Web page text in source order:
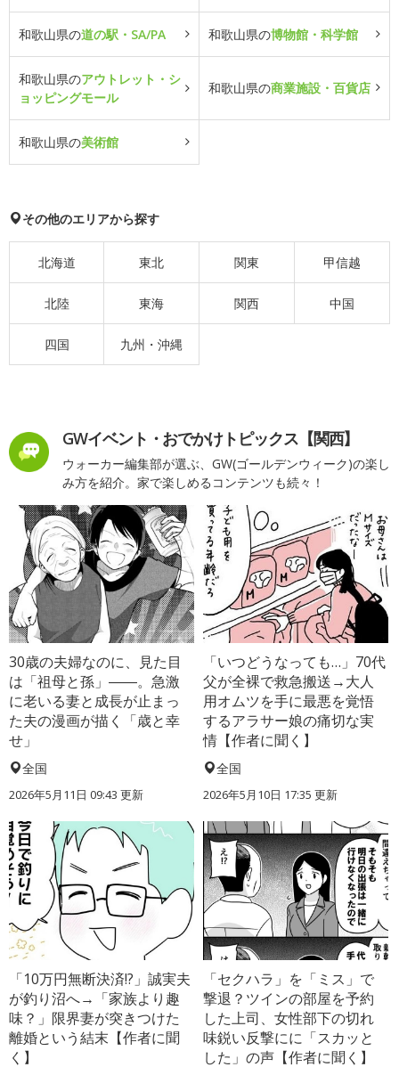
和歌山県の道の駅・SA/PA 和歌山県の博物館・科学館
和歌山県のアウトレット・シ
ョッピングモール
和歌山県の商業施設・百貨店
和歌山県の美術館
その他のエリアから探す
北海道 東北 関東 甲信越
北陸 東海 関西 中国
四国 九州・沖縄
GWイベント・おでかけトピックス【関西】
ウォーカー編集部が選ぶ、GW(ゴールデンウィーク)の楽し
み方を紹介。家で楽しめるコンテンツも続々！
30歳の夫婦なのに、見た目
は「祖母と孫」――。急激
に老いる妻と成長が止まっ
た夫の漫画が描く「歳と幸
せ」
全国
2026年5月11日 09:43 更新
「いつどうなっても…」70代
父が全裸で救急搬送→大人
用オムツを手に最悪を覚悟
するアラサー娘の痛切な実
情【作者に聞く】
全国
2026年5月10日 17:35 更新
「10万円無断決済!?」誠実夫
が釣り沼へ→「家族より趣
味？」限界妻が突きつけた
離婚という結末【作者に聞
く】
「セクハラ」を「ミス」で
撃退？ツインの部屋を予約
した上司、女性部下の切れ
味鋭い反撃にに「スカッと
した」の声【作者に聞く】